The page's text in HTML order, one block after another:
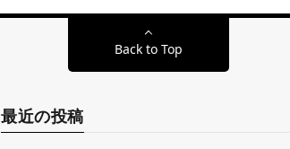
Back to Top
最近の投稿